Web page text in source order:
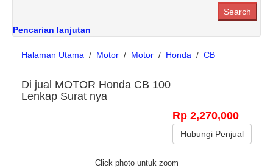
Pencarian lanjutan
Halaman Utama / Motor / Motor / Honda / CB
Di jual MOTOR Honda CB 100
Lenkap Surat nya
Rp 2,270,000
Hubungi Penjual
Click photo untuk zoom